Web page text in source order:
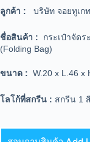
ลูกค้า : บริษัท จอยทูเก
ชื่อสินค้า :
กระเป๋าจัดร
(Folding Bag)
ขนาด : W.20 x L.46 x
โลโก้ที่สกรีน : สกรีน 1